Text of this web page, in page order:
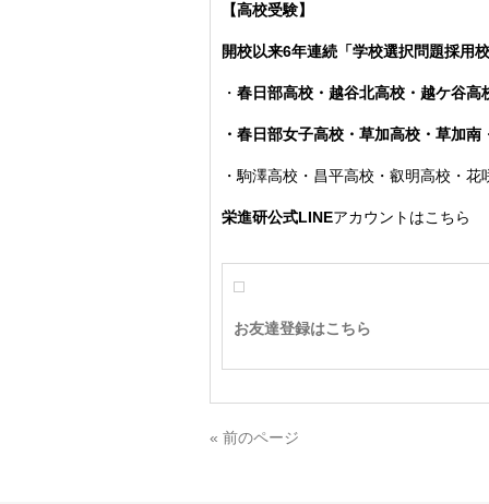
【高校受験】
開校以来6年連続「学校選択問題採用
・ 春日部高校・越谷北高校・越ケ谷
・春日部女子高校・草加高校 ・草加南
・駒澤高校・昌平高校・叡明高校・
栄進研公式LINEアカウントはこちら
お友達登録はこちら
« 前のページ